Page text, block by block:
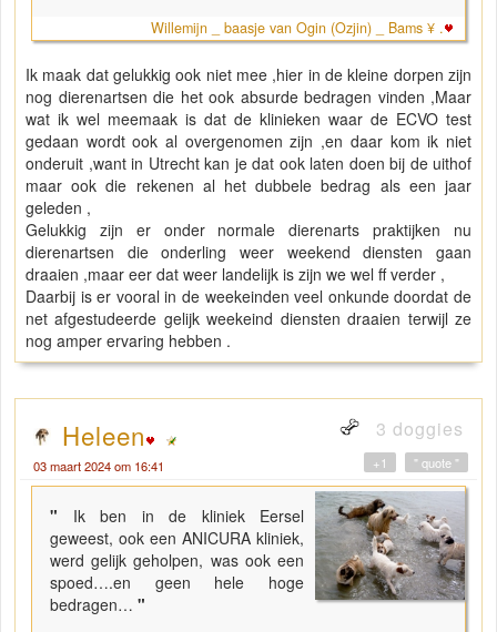
Willemijn _ baasje van Ogin (Ozjin) _ Bams ¥ .
Ik maak dat gelukkig ook niet mee ,hier in de kleine dorpen zijn
nog dierenartsen die het ook absurde bedragen vinden ,Maar
wat ik wel meemaak is dat de klinieken waar de ECVO test
gedaan wordt ook al overgenomen zijn ,en daar kom ik niet
onderuit ,want in Utrecht kan je dat ook laten doen bij de uithof
maar ook die rekenen al het dubbele bedrag als een jaar
geleden ,
Gelukkig zijn er onder normale dierenarts praktijken nu
dierenartsen die onderling weer weekend diensten gaan
draaien ,maar eer dat weer landelijk is zijn we wel ff verder ,
Daarbij is er vooral in de weekeinden veel onkunde doordat de
net afgestudeerde gelijk weekeind diensten draaien terwijl ze
nog amper ervaring hebben .
Heleen 3 doggies
03 maart 2024 om 16:41 " quote "
+1
" Ik ben in de kliniek Eersel
geweest, ook een ANICURA kliniek,
werd gelijk geholpen, was ook een
spoed….en geen hele hoge
bedragen… "